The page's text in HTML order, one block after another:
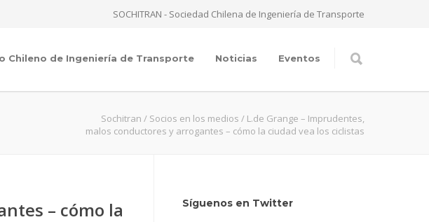
SOCHITRAN - Sociedad Chilena de Ingeniería de Transporte
Chileno de Ingeniería de Transporte Noticias Eventos
Sochitran / Socios en los medios / L.de Grange – Imprudentes,
malos conductores y arrogantes – cómo la ciudad vea los ciclistas
– cómo la
Síguenos en Twitter